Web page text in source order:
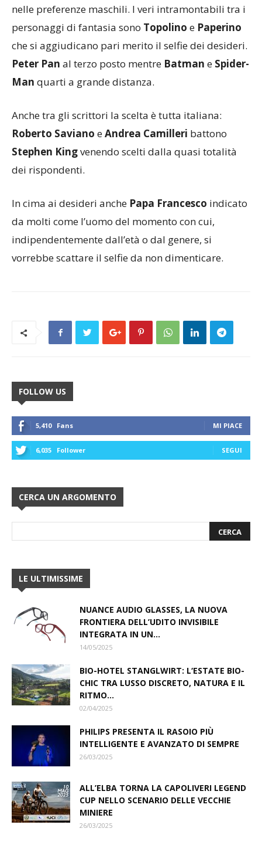
nelle preferenze maschili. I veri intramontabili tra i
personaggi di fantasia sono Topolino e Paperino
che si aggiudicano pari merito il selfie dei desideri.
Peter Pan al terzo posto mentre Batman e Spider-
Man quarti a grande distanza.
Anche tra gli scrittori la scelta è tutta italiana:
Roberto Saviano eAndrea Camilleri battono
Stephen Kingvenendo scelti dalla quasi totalità
dei rispondenti.
In cima ai desideri anche Papa Francesco indicato
da molti come l’uomo del momento con cui,
indipendentemente dall’età o dal genere, si
vorrebbe scattare il selfie da non dimenticare.
FOLLOW US
5,410 Fans MI PIACE
6,035 Follower SEGUI
CERCA UN ARGOMENTO
LE ULTIMISSIME
NUANCE AUDIO GLASSES, LA NUOVA
FRONTIERA DELL’UDITO INVISIBILE
INTEGRATA IN UN...
14/05/2025
BIO-HOTEL STANGLWIRT: L‘ESTATE BIO-
CHIC TRA LUSSO DISCRETO, NATURA E IL
RITMO...
02/04/2025
PHILIPS PRESENTA IL RASOIO PIÙ
INTELLIGENTE E AVANZATO DI SEMPRE
26/03/2025
ALL’ELBA TORNA LA CAPOLIVERI LEGEND
CUP NELLO SCENARIO DELLE VECCHIE
MINIERE
26/03/2025